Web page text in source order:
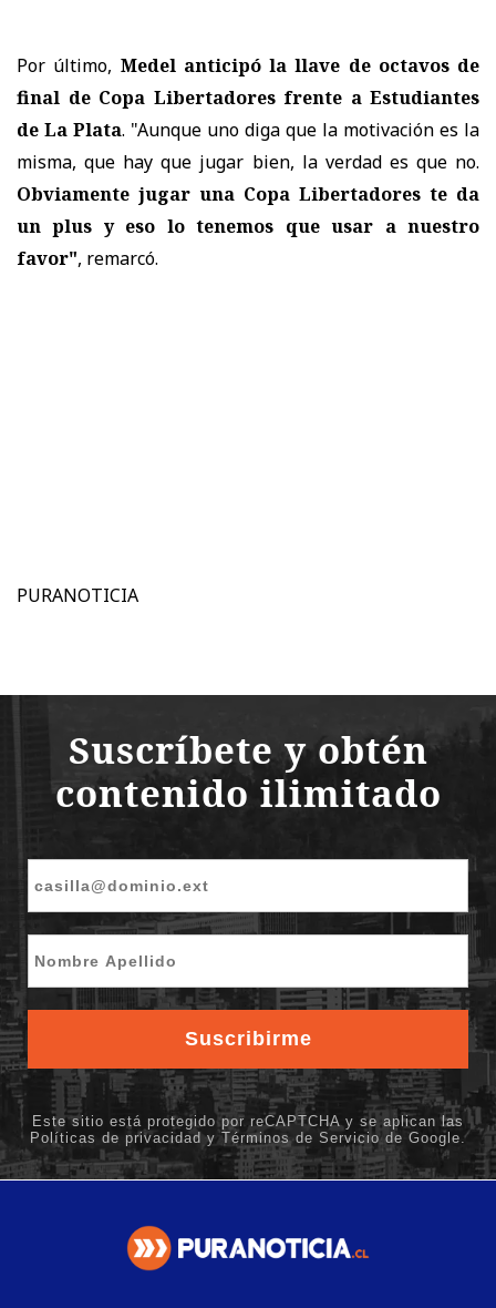
Por último, Medel anticipó la llave de octavos de
final de Copa Libertadores frente a Estudiantes
de La Plata. "Aunque uno diga que la motivación es la
misma, que hay que jugar bien, la verdad es que no.
Obviamente jugar una Copa Libertadores te da
un plus y eso lo tenemos que usar a nuestro
favor", remarcó.
PURANOTICIA